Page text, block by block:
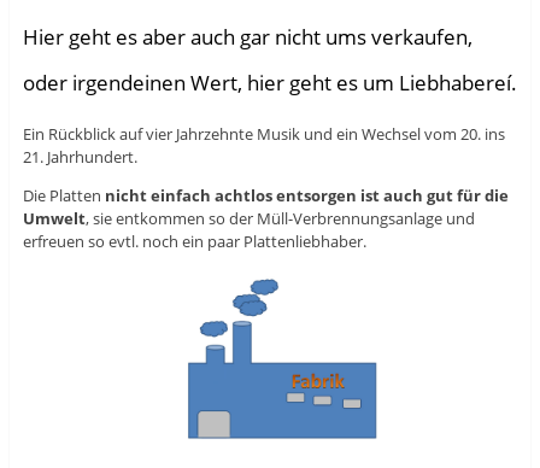
Hier geht es aber auch gar nicht ums verkaufen,
oder irgendeinen Wert, hier geht es um Liebhabereí.
Ein Rückblick auf vier Jahrzehnte Musik und ein Wechsel vom 20. ins
21. Jahrhundert.
Die Platten nicht einfach achtlos entsorgen ist auch gut für die
Umwelt, sie entkommen so der Müll-Verbrennungsanlage und
erfreuen so evtl. noch ein paar Plattenliebhaber.